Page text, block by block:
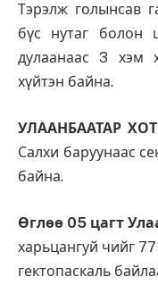
Тэрэлж голынсав
бүс нутаг болон
дулаанаас 3 хэм
хүйтэн байна.
УЛААНБААТАР
Салхи баруунаас
байна.
Өглөө 05 цагт
харьцангуй чийг
гектопаскаль